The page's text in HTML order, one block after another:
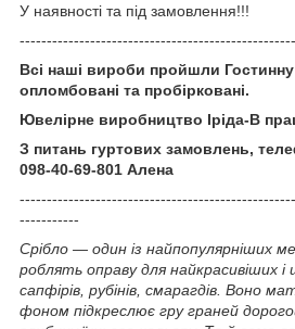
У наявності та під замовлення!!!
Всі наші вироби пройшли
опломбовані та пробірковані.
Ювелірне виробництво Іріда-В
З питань гуртових замовлень,
098-40-69-801 Алена
-----------
Срібло — один із найпопулярніших
роблять оправу для найкрасивіших
сапфірів, рубінів, смарагдів. Воно
фоном підкреслює гру граней